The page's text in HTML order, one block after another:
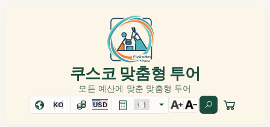
쿠스코 맞춤형 투어
모든 예산에 맞춘 맞춤형 투어
KO USD